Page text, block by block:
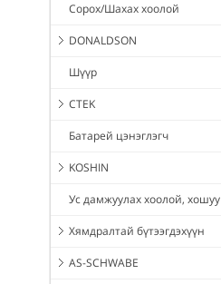
Сорох/Шахах хоолой
DONALDSON
Шүүр
CTEK
Батарей цэнэглэгч
KOSHIN
Ус дамжуулах хоолой, хошуу
Хямдралтай бүтээгдэхүүн
AS-SCHWABE